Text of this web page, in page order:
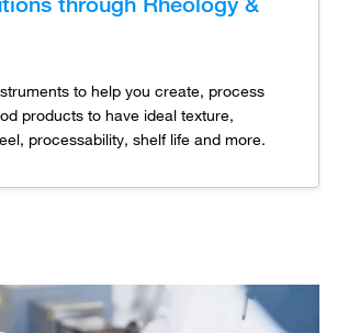
to help you create, process
products to have ideal texture,
processability, shelf life and more.